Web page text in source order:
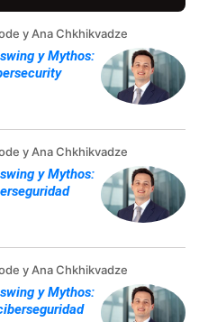
y Ana Chkhikvadze
y Mythos:
y Ana Chkhikvadze
y Mythos:
y Ana Chkhikvadze
y Mythos: